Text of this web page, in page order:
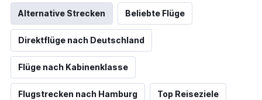
Alternative Strecken Beliebte Flüge
Direktflüge nach Deutschland
Flüge nach Kabinenklasse
Flugstrecken nach Hamburg Top Reiseziele